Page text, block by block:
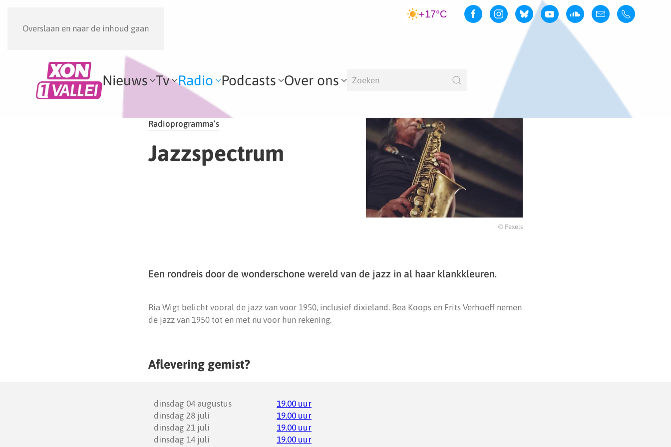
Overslaan en naar de inhoud gaan
+17°C
Nieuws Tv Radio Podcasts Over ons
Radioprogramma’s
Jazzspectrum
© Pexels
Een rondreis door de wonderschone wereld van de jazz in al haar klankkleuren.
Ria Wigt belicht vooral de jazz van voor 1950, inclusief dixieland. Bea Koops en Frits Verhoeff nemen
de jazz van 1950 tot en met nu voor hun rekening.
Aflevering gemist?